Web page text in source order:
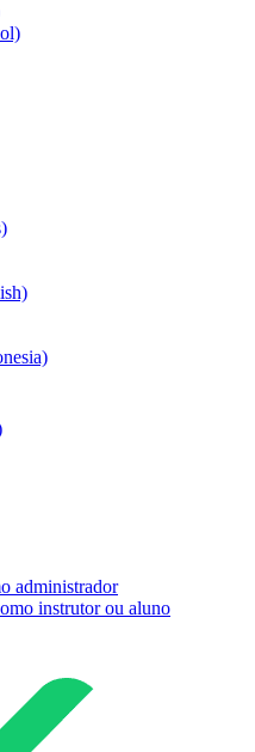
administrador
instrutor ou aluno